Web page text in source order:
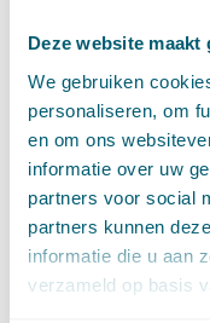
Deze website
We gebruiken
personaliseren, om
en om ons
informatie over uw
partners voor social
partners kunnen
informatie die u aan
verzameld op basis
Ladder
Laura van der Meulen.
Deel dit artikel via
Contact